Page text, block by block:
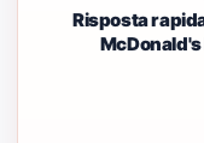
Risposta